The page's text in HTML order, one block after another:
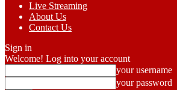
Live Streaming
About Us
Contact Us
Sign in
Welcome! Log into your account
your username
your password